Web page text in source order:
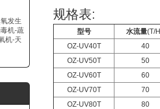
发生
机-蔬
机-天
发生
池
规格表:
型号 水流量(T/
OZ-UV40T
40
OZ-UV50T
50
OZ-UV60T
60
OZ-UV70T
70
OZ-UV80T
80